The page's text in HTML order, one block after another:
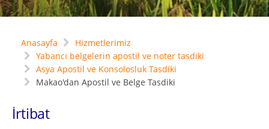
Anasayfa
Hizmetlerimiz
Yabancı belgelerin apostil ve noter tasdiki
Asya Apostil ve Konsolosluk Tasdiki
Makao'dan Apostil ve Belge Tasdiki
İrtibat